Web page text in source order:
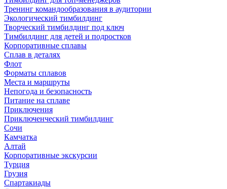
Тренинг командообразования в аудитории
Экологический тимбилдинг
Творческий тимбилдинг под ключ
Тимбилдинг для детей и подростков
Корпоративные сплавы
Сплав в деталях
Флот
Форматы сплавов
Места и маршруты
Непогода и безопасность
Питание на сплаве
Приключения
Приключенческий тимбилдинг
Сочи
Камчатка
Алтай
Корпоративные экскурсии
Турция
Грузия
Спартакиады